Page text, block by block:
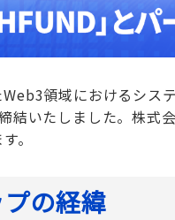
領域におけるシス
結いたしました。株式
。
の経緯